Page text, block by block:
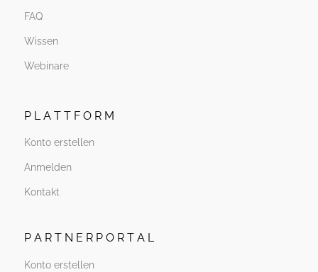
FAQ
Wissen
Webinare
P L A T T F O R M
Konto erstellen
Anmelden
Kontakt
P A R T N E R P O R T A L
Konto erstellen